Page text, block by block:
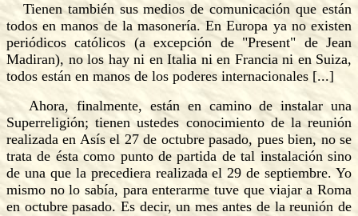
Tienen también sus medios de comunicación que están
todos en manos de la masonería. En Europa ya no existen
periódicos católicos (a excepción de "Present" de Jean
Madiran), no los hay ni en Italia ni en Francia ni en Suiza,
todos están en manos de los poderes internacionales [...]
Ahora, finalmente, están en camino de instalar una
Superreligión; tienen ustedes conocimiento de la reunión
realizada en Asís el 27 de octubre pasado, pues bien, no se
trata de ésta como punto de partida de tal instalación sino
de una que la precediera realizada el 29 de septiembre. Yo
mismo no lo sabía, para enterarme tuve que viajar a Roma
en octubre pasado. Es decir, un mes antes de la reunión de